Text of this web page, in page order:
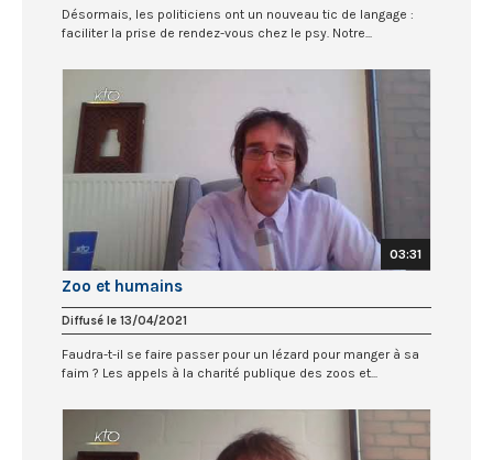
Désormais, les politiciens ont un nouveau tic de langage :
faciliter la prise de rendez-vous chez le psy. Notre...
03:31
Zoo et humains
Diffusé le 13/04/2021
Faudra-t-il se faire passer pour un lézard pour manger à sa
faim ? Les appels à la charité publique des zoos et...